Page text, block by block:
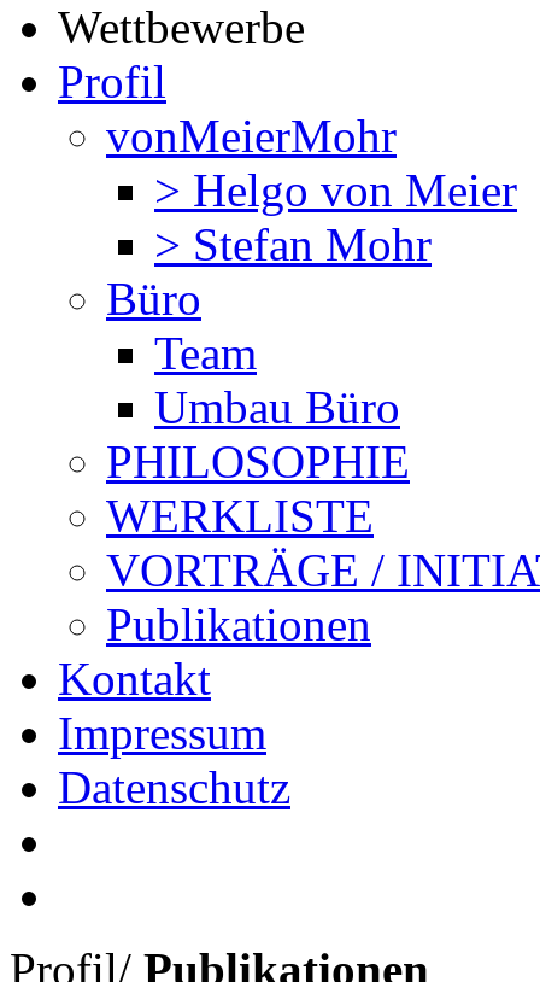
Wettbewerbe
Profil
vonMeierMohr
> Helgo von Meier
> Stefan Mohr
Büro
Team
Umbau Büro
PHILOSOPHIE
WERKLISTE
VORTRÄGE /
Publikationen
Kontakt
Impressum
Datenschutz
Profil/ Publikationen